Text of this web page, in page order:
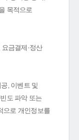
목적으로
금결제·정산
, 이벤트 및
도 파악 또는
으로 개인정보를